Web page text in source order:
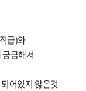
급)와
금해서
어있지 않은것